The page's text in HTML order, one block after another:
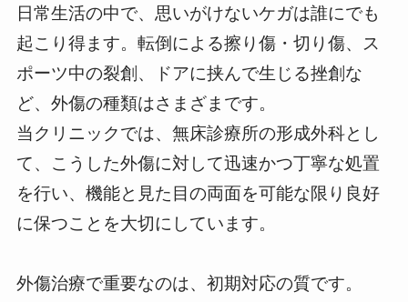
日常生活の中で、思いがけないケガは誰にでも
起こり得ます。転倒による擦り傷・切り傷、ス
ポーツ中の裂創、ドアに挟んで生じる挫創な
ど、外傷の種類はさまざまです。
当クリニックでは、無床診療所の形成外科とし
て、こうした外傷に対して迅速かつ丁寧な処置
を行い、機能と見た目の両面を可能な限り良好
に保つことを大切にしています。
外傷治療で重要なのは、初期対応の質です。